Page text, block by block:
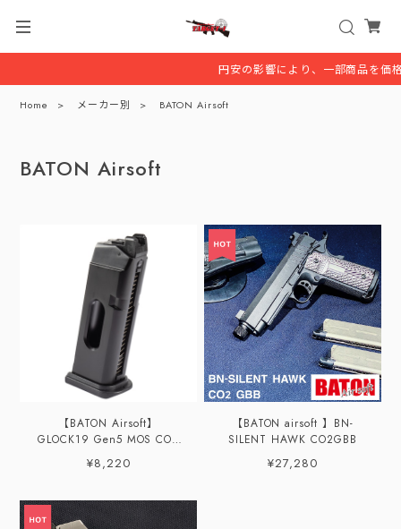
円安の影響により、一部商品を価
Home メーカー別 BATON Airsoft
BATON Airsoft
【BATON Airsoft】
GLOCK19 Gen5 MOS CO2
マガジン
¥8,220
【BATON airsoft 】BN-
SILENT HAWK CO2GBB
¥27,280